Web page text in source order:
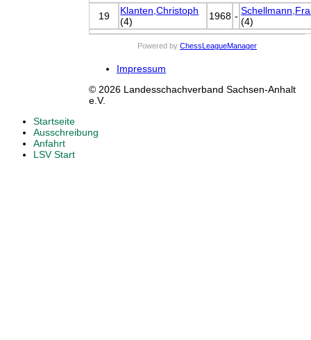
19
Klanten,Christoph
(4)
1968 - (4)
Powered by ChessLeagueManager
Impressum
© 2026 Landesschachverband Sachsen-Anhalt
e.V.
Startseite
Ausschreibung
Anfahrt
LSV Start